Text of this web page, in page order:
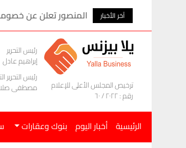
آخر الأخبار المنصور تعلن عن خصومات
ترخيص المجلس الأعلى للإعلام
رقم : ٢٠٢٢ / ٦٠
رئيس التحرير
إبراهيم عادل
رئيس التحرير
مصطفى
الرئيسية أخبار اليوم بنوك وعقارات